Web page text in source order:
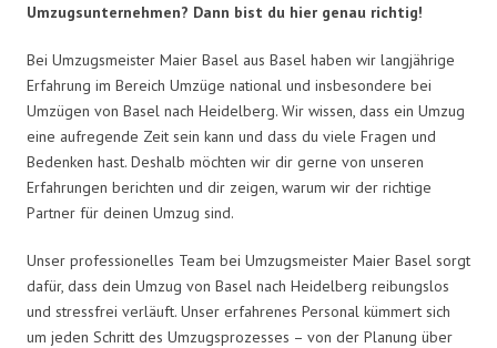
Umzugsunternehmen? Dann bist du hier genau richtig!
Bei Umzugsmeister Maier Basel aus Basel haben wir langjährige
Erfahrung im Bereich Umzüge national und insbesondere bei
Umzügen von Basel nach Heidelberg. Wir wissen, dass ein Umzug
eine aufregende Zeit sein kann und dass du viele Fragen und
Bedenken hast. Deshalb möchten wir dir gerne von unseren
Erfahrungen berichten und dir zeigen, warum wir der richtige
Partner für deinen Umzug sind.
Unser professionelles Team bei Umzugsmeister Maier Basel sorgt
dafür, dass dein Umzug von Basel nach Heidelberg reibungslos
und stressfrei verläuft. Unser erfahrenes Personal kümmert sich
um jeden Schritt des Umzugsprozesses – von der Planung über